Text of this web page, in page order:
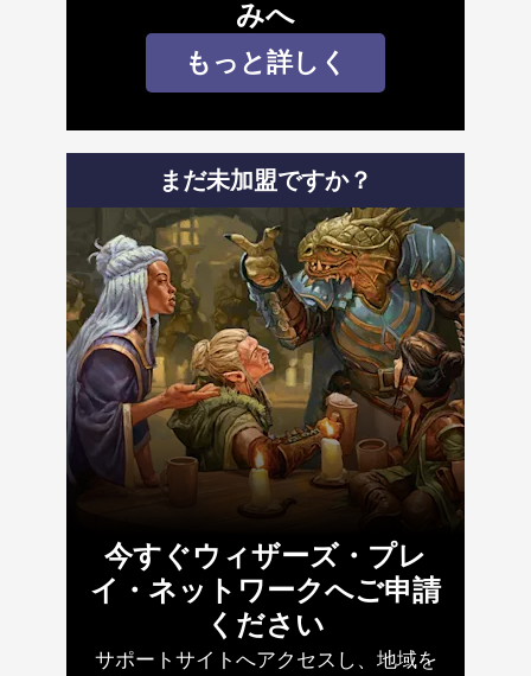
みへ
もっと詳しく
まだ未加盟ですか？
今すぐウィザーズ・プレ
イ・ネットワークへご申請
ください
サポートサイトへアクセスし、地域を